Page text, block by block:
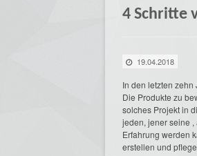
4 Schritte
19.04.2018
In den letzten
Die Produkte zu
solches Projekt in
jeden, jener seine
Erfahrung werden
erstellen und